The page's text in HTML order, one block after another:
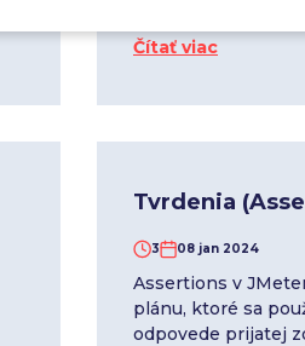
spracovaním
Čítať viac
Tvrdenia
3 08 jan 2024
Assertions v
plánu, ktoré sa
odpovede prijatej